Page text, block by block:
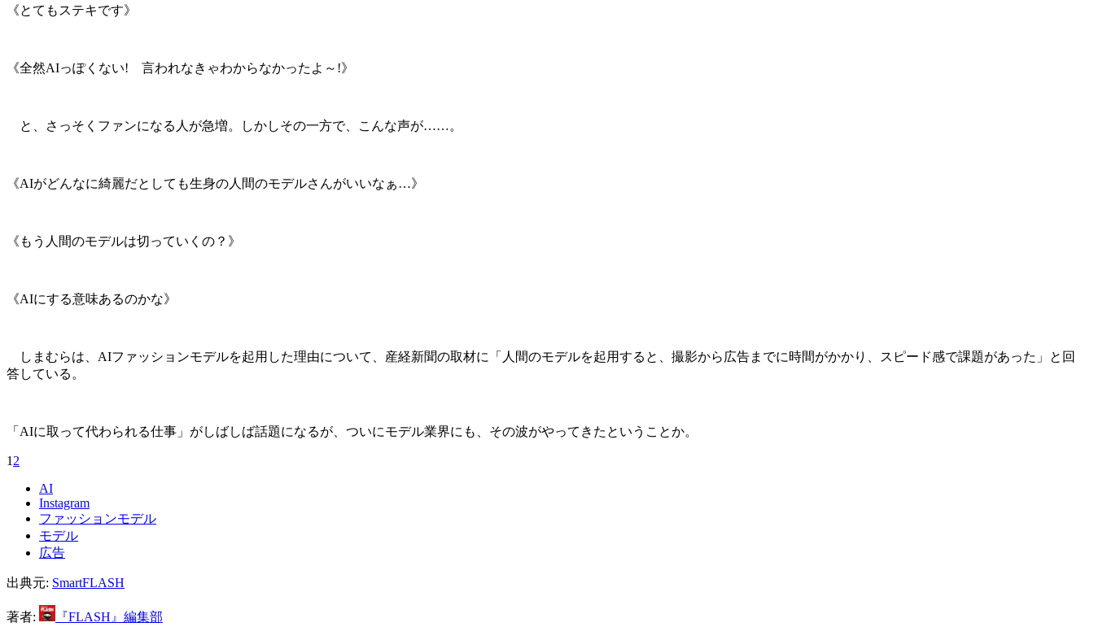
《とてもステキです》
《全然AIっぽくない! 言われなきゃわからなかったよ～!》
と、さっそくファンになる人が急増。しかしその一方で、こんな声が……。
《AIがどんなに綺麗だとしても生身の人間のモデルさんがいいなぁ…》
《もう人間のモデルは切っていくの？》
《AIにする意味あるのかな》
しまむらは、AIファッションモデルを起用した理由について、産経新聞の取材に「人間のモデルを起用すると、撮影から広告までに時間がかかり、スピード感で課題があった」と回
答している。
「AIに取って代わられる仕事」がしばしば話題になるが、ついにモデル業界にも、その波がやってきたということか。
1 2
AI
Instagram
ファッションモデル
モデル
広告
出典元: SmartFLASH
著者: 『FLASH』編集部